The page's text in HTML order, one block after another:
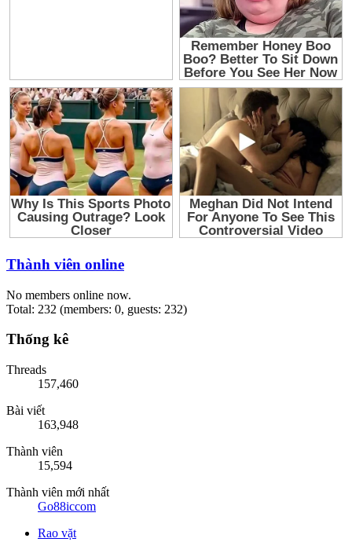
Thành viên online
No members online now.
Total: 232 (members: 0, guests: 232)
Thống kê
Threads
157,460
Bài viết
163,948
Thành viên
15,594
Thành viên mới nhất
Go88iccom
Rao vặt